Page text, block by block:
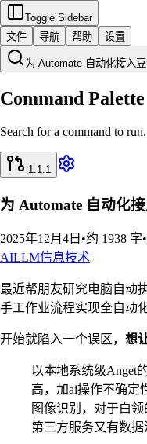
Toggle Sidebar
文件
导航 帮助 设置
为 Automate 自动化接入
Command Palette
Search for a command to
1.1.1
为 Automate 自动化
2025年12月4日 •约 1938 字•
AILLM信息技术
最近帮朋友研究电脑自动
手工作业流程实现全自动化
开始就陷入一个误区， 想
以本地系统级Anget
高，加ai操作不确定
图像识别，对于白
第三方服务又有数据